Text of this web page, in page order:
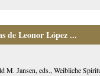
de Leonor López ...
M. Jansen, eds., Weibliche